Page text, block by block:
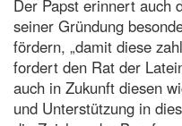
Der Papst erinnert auch
seiner Gründung
fördern, „damit diese
fordert den Rat der
auch in Zukunft diesen
und Unterstützung in